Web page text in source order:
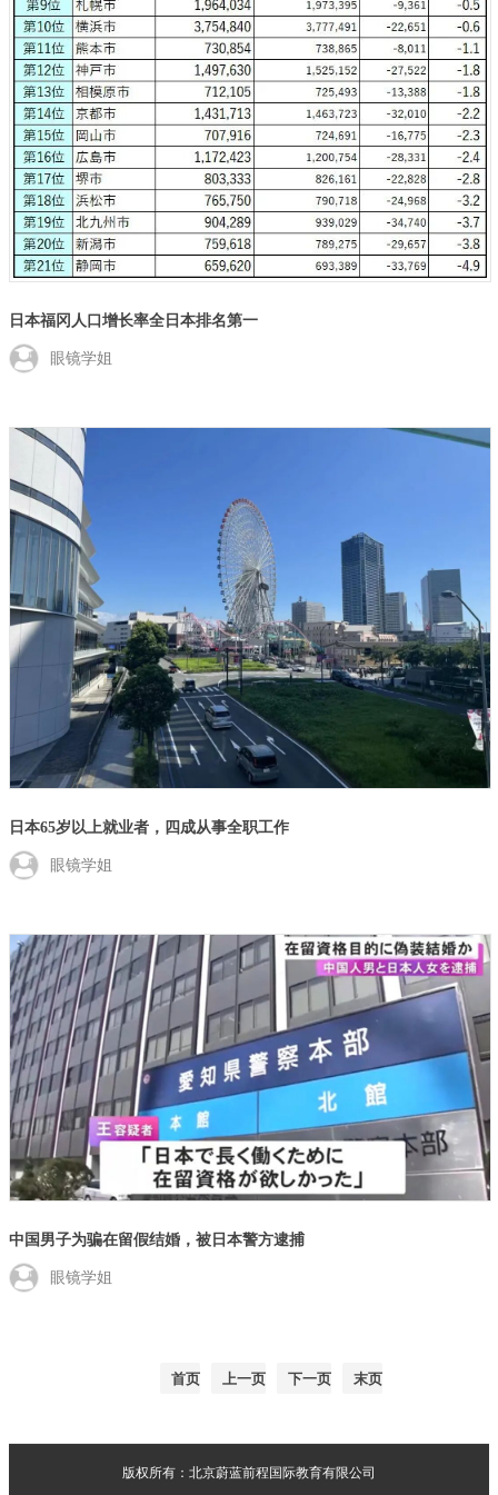
日本福冈人口增长率全日本排名第一
眼镜学姐
日本65岁以上就业者，四成从事全职工作
眼镜学姐
中国男子为骗在留假结婚，被日本警方逮捕
眼镜学姐
首页 上一页 下一页 末页
版权所有：北京蔚蓝前程国际教育有限公司